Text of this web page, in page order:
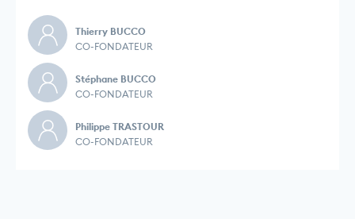
Thierry BUCCO
CO-FONDATEUR
Stéphane BUCCO
CO-FONDATEUR
Philippe TRASTOUR
CO-FONDATEUR